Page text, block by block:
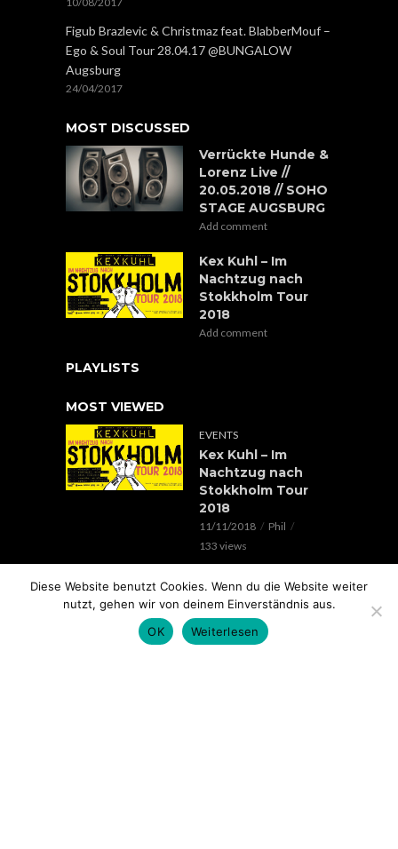
Figub Brazlevic & Christmaz feat. BlabberMouf –
Ego & Soul Tour 28.04.17 @BUNGALOW
Augsburg
24/04/2017
MOST DISCUSSED
Verrückte Hunde &
Lorenz Live //
20.05.2018 // SOHO
STAGE AUGSBURG
Add comment
Kex Kuhl – Im
Nachtzug nach
Stokkholm Tour
2018
Add comment
PLAYLISTS
MOST VIEWED
EVENTS
Kex Kuhl – Im
Nachtzug nach
Stokkholm Tour
2018
11/11/2018
Phil
133 views
EVENTS
Verrückte Hunde &
Lorenz Live //
20.05.2018 // SOHO
Diese Website benutzt Cookies. Wenn du die Website weiter
nutzt, gehen wir von deinem Einverständnis aus.
OK
Weiterlesen